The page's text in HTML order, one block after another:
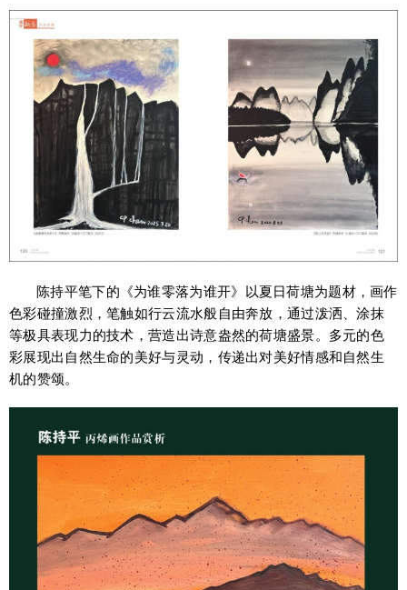
陈持平笔下的《为谁零落为谁开》以夏日荷塘为题材，画作
色彩碰撞激烈，笔触如行云流水般自由奔放，通过泼洒、涂抹
等极具表现力的技术，营造出诗意盎然的荷塘盛景。多元的色
彩展现出自然生命的美好与灵动，传递出对美好情感和自然生
机的赞颂。